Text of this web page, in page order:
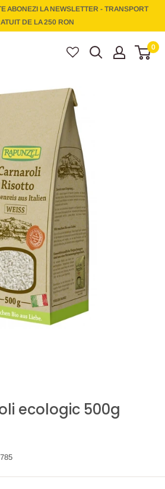
ABONEZI LA NEWSLETTER - TRANSPORT
DE LA 250 RON
0
ecologic 500g